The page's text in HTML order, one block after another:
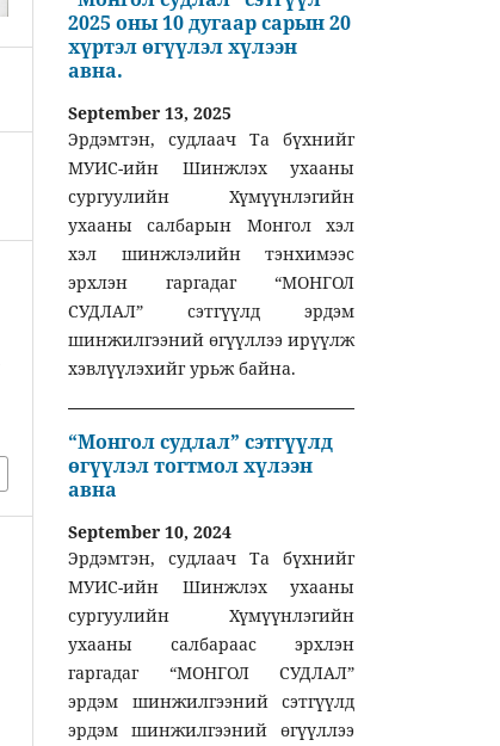
2025 оны 10 дугаар сарын 20
хүртэл өгүүлэл хүлээн
авна.
September 13, 2025
Эрдэмтэн, судлаач Та бүхнийг
МУИС-ийн Шинжлэх ухааны
сургуулийн Хүмүүнлэгийн
ухааны салбарын Монгол хэл
хэл шинжлэлийн тэнхимээс
эрхлэн гаргадаг “МОНГОЛ
СУДЛАЛ” сэтгүүлд эрдэм
шинжилгээний өгүүллээ ирүүлж
хэвлүүлэхийг урьж байна.
“Монгол судлал” сэтгүүлд
өгүүлэл тогтмол хүлээн
авна
September 10, 2024
Эрдэмтэн, судлаач Та бүхнийг
МУИС-ийн Шинжлэх ухааны
сургуулийн Хүмүүнлэгийн
ухааны салбараас эрхлэн
гаргадаг “МОНГОЛ СУДЛАЛ”
эрдэм шинжилгээний сэтгүүлд
эрдэм шинжилгээний өгүүллээ